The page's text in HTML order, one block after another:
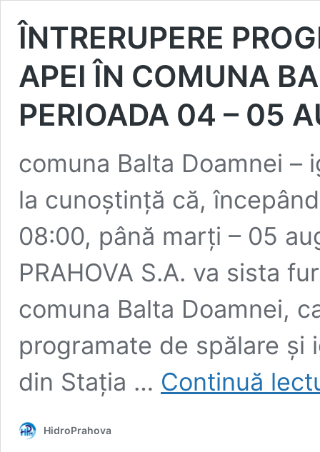
ÎNTRERUPERE
APEI ÎN COMUNA
PERIOADA 04 – 05
comuna Balta Doamnei –
la cunoștință că,
08:00, până marți – 05
PRAHOVA S.A. va sista
comuna Balta Doamnei,
programate de spălare și
din Stația … Continuă
HidroPrahova